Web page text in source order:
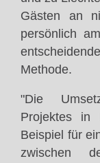
Gästen an
persönlich
Methode.
"Die
Projektes in
Beispiel für
zwischen